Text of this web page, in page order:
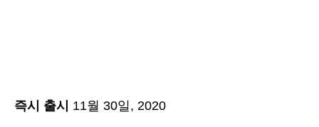
즉시 출시 11월 30일, 2020